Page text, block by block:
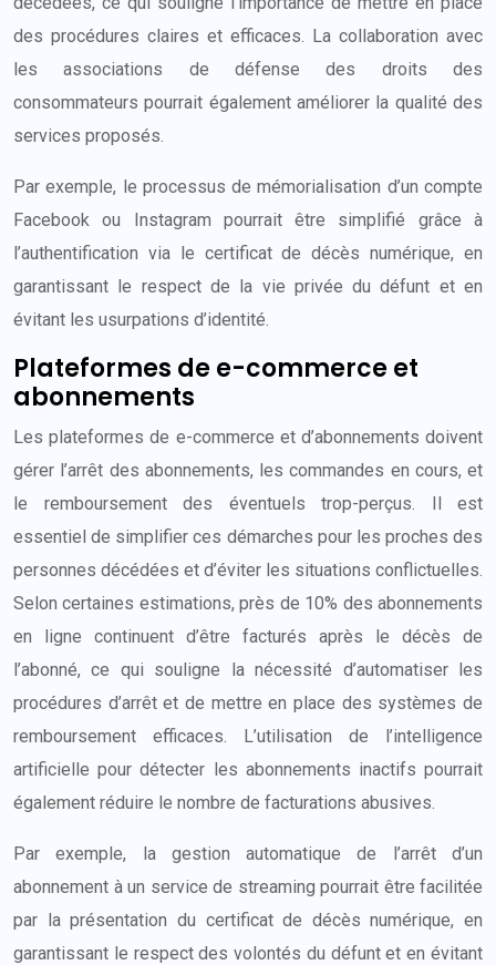
des procédures claires et efficaces. La collaboration avec
les associations de défense des droits des
consommateurs pourrait également améliorer la qualité des
services proposés.
Par exemple, le processus de mémorialisation d’un compte
Facebook ou Instagram pourrait être simplifié grâce à
l’authentification via le certificat de décès numérique, en
garantissant le respect de la vie privée du défunt et en
évitant les usurpations d’identité.
Plateformes de e-commerce et
abonnements
Les plateformes de e-commerce et d’abonnements doivent
gérer l’arrêt des abonnements, les commandes en cours, et
le remboursement des éventuels trop-perçus. Il est
essentiel de simplifier ces démarches pour les proches des
personnes décédées et d’éviter les situations conflictuelles.
Selon certaines estimations, près de 10% des abonnements
en ligne continuent d’être facturés après le décès de
l’abonné, ce qui souligne la nécessité d’automatiser les
procédures d’arrêt et de mettre en place des systèmes de
remboursement efficaces. L’utilisation de l’intelligence
artificielle pour détecter les abonnements inactifs pourrait
également réduire le nombre de facturations abusives.
Par exemple, la gestion automatique de l’arrêt d’un
abonnement à un service de streaming pourrait être facilitée
par la présentation du certificat de décès numérique, en
garantissant le respect des volontés du défunt et en évitant